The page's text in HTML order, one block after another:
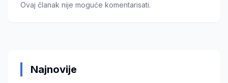
Ovaj članak nije moguće komentarisati.
Najnovije